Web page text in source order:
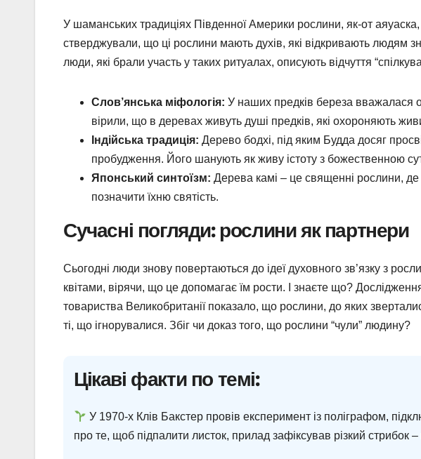
У шаманських традиціях Південної Америки рослини, як-от
стверджували, що ці рослини мають духів, які відкривають людям
люди, які брали участь у таких ритуалах, описують відчуття
Слов’янська міфологія: У наших предків береза
вірили, що в деревах живуть душі предків, які охороняють
Індійська традиція: Дерево бодхі, під яким Будда досяг
пробудження. Його шанують як живу істоту з божественною
Японський синтоїзм: Дерева камі – це священні рослини,
позначити їхню святість.
Сучасні погляди: рослини як партнери
Сьогодні люди знову повертаються до ідеї духовного зв’язку з
квітами, вірячи, що це допомагає їм рости. І знаєте що?
товариства Великобританії показало, що рослини, до яких
ті, що ігнорувалися. Збіг чи доказ того, що рослини “чули” людину?
Цікаві факти по темі:
У 1970-х Клів Бакстер провів експеримент із поліграфом,
про те, щоб підпалити листок, прилад зафіксував різкий стрибок